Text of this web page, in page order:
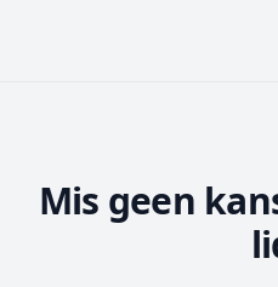
Mis geen